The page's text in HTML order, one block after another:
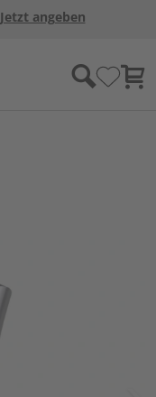
Jetzt angeben